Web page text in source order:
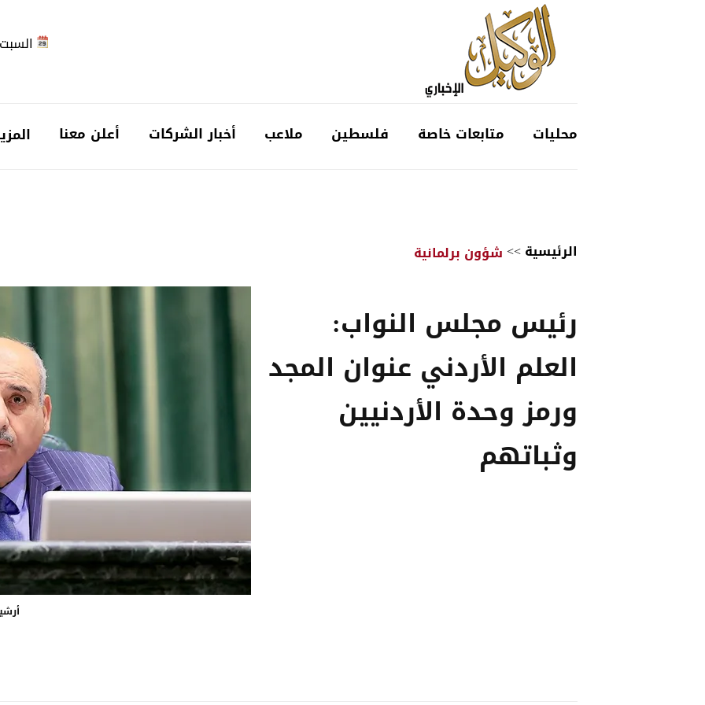
السبت 2026-
محليات متابعات خاصة فلسطين ملاعب أخبار الشركات أعلن معنا
الرئيسية>>شؤون برلمانية
رئيس مجلس النواب:
العلم الأردني عنوان المجد
ورمز وحدة الأردنيين
وثباتهم